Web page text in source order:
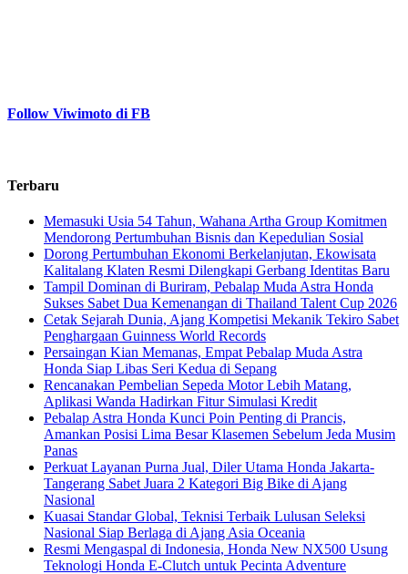
Follow Viwimoto di FB
Terbaru
Memasuki Usia 54 Tahun, Wahana Artha Group Komitmen
Mendorong Pertumbuhan Bisnis dan Kepedulian Sosial
Dorong Pertumbuhan Ekonomi Berkelanjutan, Ekowisata
Kalitalang Klaten Resmi Dilengkapi Gerbang Identitas Baru
Tampil Dominan di Buriram, Pebalap Muda Astra Honda
Sukses Sabet Dua Kemenangan di Thailand Talent Cup 2026
Cetak Sejarah Dunia, Ajang Kompetisi Mekanik Tekiro Sabet
Penghargaan Guinness World Records
Persaingan Kian Memanas, Empat Pebalap Muda Astra
Honda Siap Libas Seri Kedua di Sepang
Rencanakan Pembelian Sepeda Motor Lebih Matang,
Aplikasi Wanda Hadirkan Fitur Simulasi Kredit
Pebalap Astra Honda Kunci Poin Penting di Prancis,
Amankan Posisi Lima Besar Klasemen Sebelum Jeda Musim
Panas
Perkuat Layanan Purna Jual, Diler Utama Honda Jakarta-
Tangerang Sabet Juara 2 Kategori Big Bike di Ajang
Nasional
Kuasai Standar Global, Teknisi Terbaik Lulusan Seleksi
Nasional Siap Berlaga di Ajang Asia Oceania
Resmi Mengaspal di Indonesia, Honda New NX500 Usung
Teknologi Honda E-Clutch untuk Pecinta Adventure